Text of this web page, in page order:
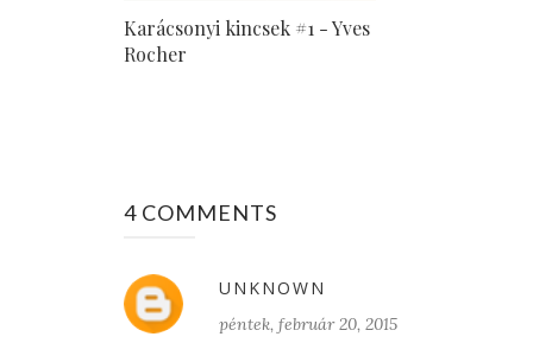
Karácsonyi kincsek #1 - Yves
Rocher
4 COMMENTS
UNKNOWN
péntek, február 20, 2015